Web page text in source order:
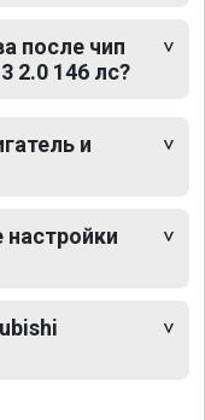
после чип
2.0 146 лс?
и